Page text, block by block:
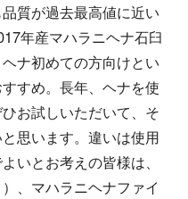
質が過去最高値に近い
年産マハラニヘナ石臼
ナ初めての方向けとい
すめ。長年、ヘナを使
お試しいただいて、そ
思います。違いは使用
いとお考えの皆様は、
、マハラニヘナファイ